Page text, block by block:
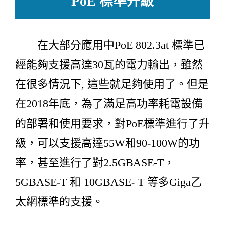
在大部分應用中PoE 802.3at 標準已
經能夠支援高達30瓦的電力輸出，雖然
在很多情況下, 這些就足夠使用了。但是
在2018年底，為了滿足高功率耗電設備
的部署和使用要求，對PoE標準進行了升
級，可以支援高達55W和90-100W的功
率，甚至進行了對2.5GBASE-T，
5GBASE-T 和 10GBASE- T 等多Giga乙
太網標準的支援。